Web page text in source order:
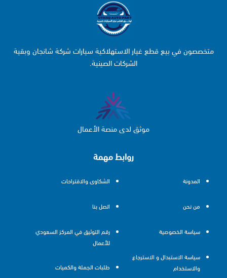
روابط مهمة
المدونة
من نحن
سياسة الخصوصية
سياسة الاستبدال و الاسترجاع
والاستخدام
الشكاوى والاقتراحات
اتصل بنا
رقم التوثيق في المركز السعودي
للأعمال
طلبات الجملة والكميات
متخصصون في بيع قطع غيار الاستهلاكية سيارات شركة شانجان وبقية
الشركات الصينية.
موثق لدى منصة الأعمال